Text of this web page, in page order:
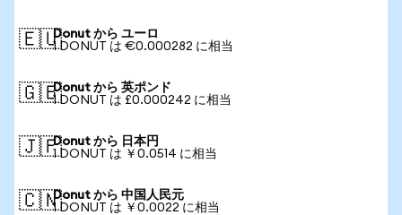
🇪🇺Donut から ユーロ
1 DONUT は €0.000282 に相当
🇬🇧Donut から 英ポンド
1 DONUT は £0.000242 に相当
🇯🇵Donut から 日本円
1 DONUT は ￥0.0514 に相当
🇨🇳Donut から 中国人民元
1 DONUT は ￥0.0022 に相当